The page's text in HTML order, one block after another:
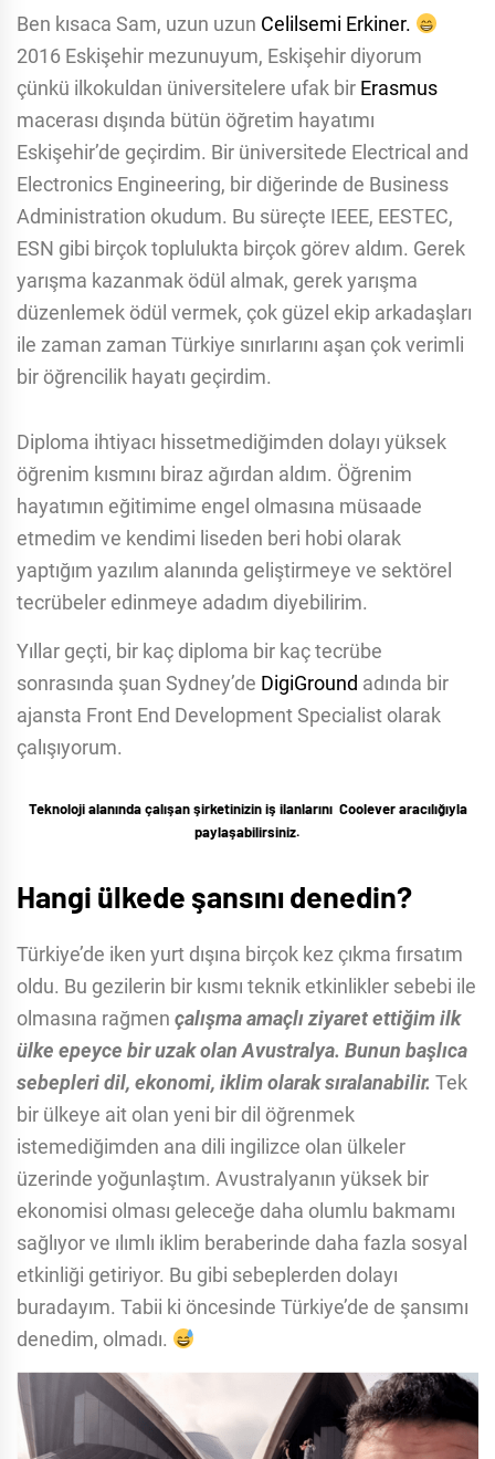
Ben kısaca Sam, uzun uzun Celilsemi Erkiner.
2016 Eskişehir mezunuyum, Eskişehir diyorum
çünkü ilkokuldan üniversitelere ufak bir Erasmus
macerası dışında bütün öğretim hayatımı
Eskişehir’de geçirdim. Bir üniversitede Electrical and
Electronics Engineering, bir diğerinde de Business
Administration okudum. Bu süreçte IEEE, EESTEC,
ESN gibi birçok toplulukta birçok görev aldım. Gerek
yarışma kazanmak ödül almak, gerek yarışma
düzenlemek ödül vermek, çok güzel ekip arkadaşları
ile zaman zaman Türkiye sınırlarını aşan çok verimli
bir öğrencilik hayatı geçirdim.
Diploma ihtiyacı hissetmediğimden dolayı yüksek
öğrenim kısmını biraz ağırdan aldım. Öğrenim
hayatımın eğitimime engel olmasına müsaade
etmedim ve kendimi liseden beri hobi olarak
yaptığım yazılım alanında geliştirmeye ve sektörel
tecrübeler edinmeye adadım diyebilirim.
Yıllar geçti, bir kaç diploma bir kaç tecrübe
sonrasında şuan Sydney’de DigiGround adında bir
ajansta Front End Development Specialist olarak
çalışıyorum.
Teknoloji alanında çalışan şirketinizin iş ilanlarını Cooleveraracılığıyla
paylaşabilirsiniz.
Hangi ülkede şansını denedin?
Türkiye’de iken yurt dışına birçok kez çıkma fırsatım
oldu. Bu gezilerin bir kısmı teknik etkinlikler sebebi ile
olmasına rağmen çalışma amaçlı ziyaret ettiğim ilk
ülke epeyce bir uzak olan Avustralya. Bunun başlıca
sebepleri dil, ekonomi, iklim olarak sıralanabilir. Tek
bir ülkeye ait olan yeni bir dil öğrenmek
istemediğimden ana dili ingilizce olan ülkeler
üzerinde yoğunlaştım. Avustralyanın yüksek bir
ekonomisi olması geleceğe daha olumlu bakmamı
sağlıyor ve ılımlı iklim beraberinde daha fazla sosyal
etkinliği getiriyor. Bu gibi sebeplerden dolayı
buradayım. Tabii ki öncesinde Türkiye’de de şansımı
denedim, olmadı.